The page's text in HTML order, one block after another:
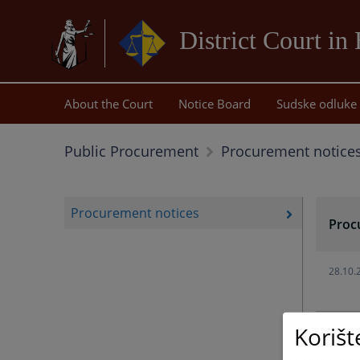
District Court in
About the Court Notice Board Sudske odluke
Public Procurement Procurement
Procurement notices